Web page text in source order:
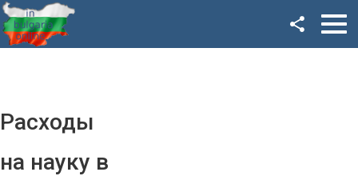
Расходы
на науку в